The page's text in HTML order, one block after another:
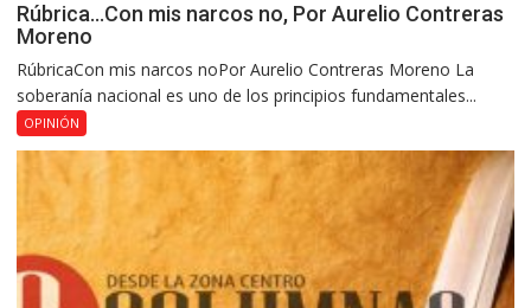
Rúbrica…Con mis narcos no, Por Aurelio Contreras
Moreno
RúbricaCon mis narcos noPor Aurelio Contreras Moreno La
soberanía nacional es uno de los principios fundamentales...
OPINIÓN